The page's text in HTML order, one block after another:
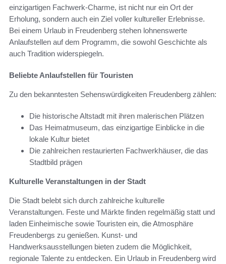
einzigartigen Fachwerk-Charme, ist nicht nur ein Ort der
Erholung, sondern auch ein Ziel voller kultureller Erlebnisse.
Bei einem Urlaub in Freudenberg stehen lohnenswerte
Anlaufstellen auf dem Programm, die sowohl Geschichte als
auch Tradition widerspiegeln.
Beliebte Anlaufstellen für Touristen
Zu den bekanntesten Sehenswürdigkeiten Freudenberg zählen:
Die historische Altstadt mit ihren malerischen Plätzen
Das Heimatmuseum, das einzigartige Einblicke in die
lokale Kultur bietet
Die zahlreichen restaurierten Fachwerkhäuser, die das
Stadtbild prägen
Kulturelle Veranstaltungen in der Stadt
Die Stadt belebt sich durch zahlreiche kulturelle
Veranstaltungen. Feste und Märkte finden regelmäßig statt und
laden Einheimische sowie Touristen ein, die Atmosphäre
Freudenbergs zu genießen. Kunst- und
Handwerksausstellungen bieten zudem die Möglichkeit,
regionale Talente zu entdecken. Ein Urlaub in Freudenberg wird